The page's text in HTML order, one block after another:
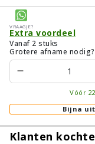
Vraagje?
Extra voordeel
Vanaf 2 stuks
Grotere afname nodig?
Vóór
Bijna
Klanten